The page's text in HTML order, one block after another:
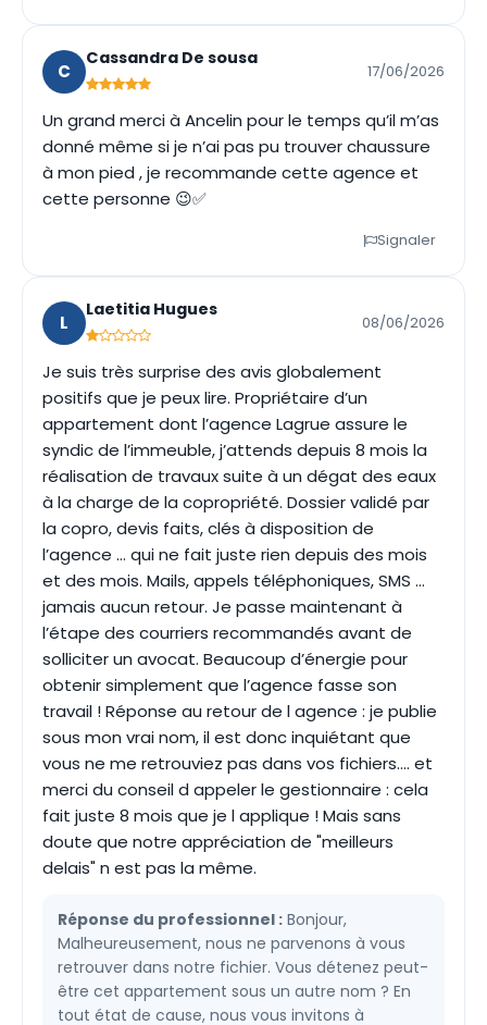
C
Cassandra De sousa
17/06/2026
Un grand merci à Ancelin pour le temps qu’il m’as
donné même si je n’ai pas pu trouver chaussure
à mon pied , je recommande cette agence et
cette personne 😉✅
Signaler
L
Laetitia Hugues
08/06/2026
Je suis très surprise des avis globalement
positifs que je peux lire. Propriétaire d’un
appartement dont l’agence Lagrue assure le
syndic de l’immeuble, j’attends depuis 8 mois la
réalisation de travaux suite à un dégat des eaux
à la charge de la copropriété. Dossier validé par
la copro, devis faits, clés à disposition de
l’agence … qui ne fait juste rien depuis des mois
et des mois. Mails, appels téléphoniques, SMS …
jamais aucun retour. Je passe maintenant à
l’étape des courriers recommandés avant de
solliciter un avocat. Beaucoup d’énergie pour
obtenir simplement que l’agence fasse son
travail ! Réponse au retour de l agence : je publie
sous mon vrai nom, il est donc inquiétant que
vous ne me retrouviez pas dans vos fichiers.... et
merci du conseil d appeler le gestionnaire : cela
fait juste 8 mois que je l applique ! Mais sans
doute que notre appréciation de "meilleurs
delais" n est pas la même.
Réponse du professionnel : Bonjour,
Malheureusement, nous ne parvenons à vous
retrouver dans notre fichier. Vous détenez peut-
être cet appartement sous un autre nom ? En
tout état de cause, nous vous invitons à